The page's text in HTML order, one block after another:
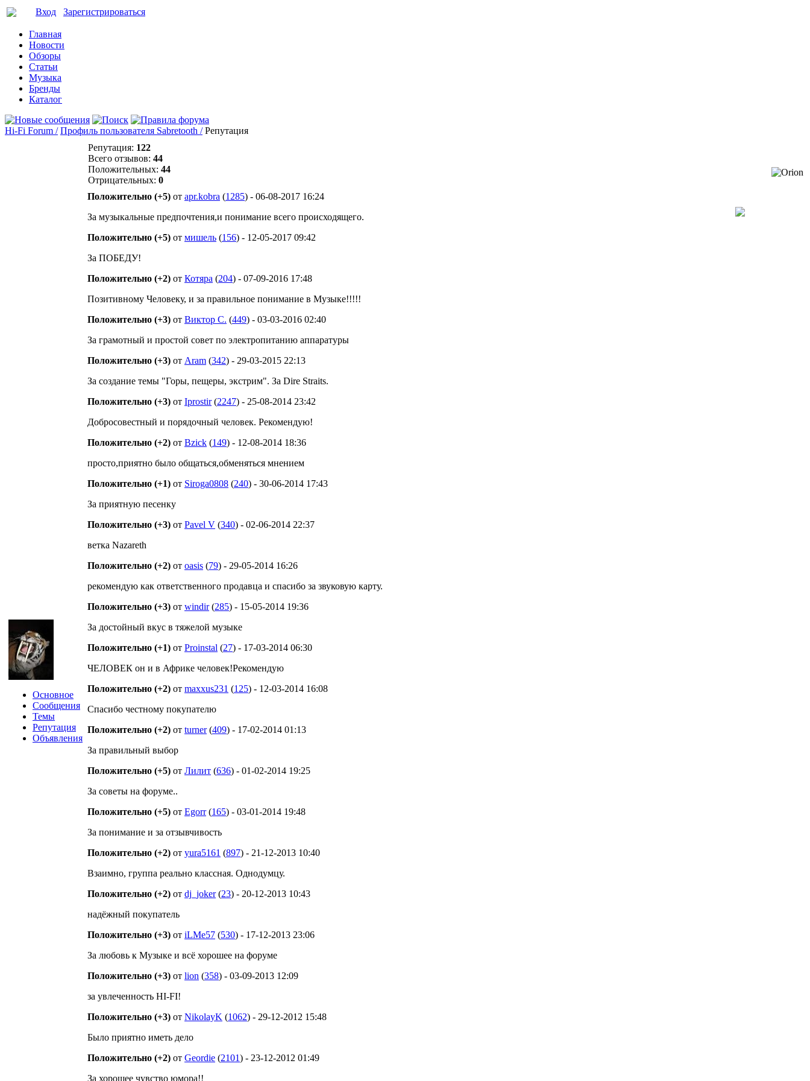
Вход Зарегистрироваться
Главная
Новости
Обзоры
Статьи
Музыка
Бренды
Каталог
Hi-Fi Forum / Профиль пользователя Sabretooth / Репутация
Основное
Сообщения
Темы
Репутация
Объявления
Репутация: 122
Всего отзывов: 44
Положительных: 44
Отрицательных: 0
Положительно (+5) от apr.kobra (1285) - 06-08-2017 16:24
За музыкальные предпочтения,и понимание всего происходящего.
Положительно (+5) от мишель (156) - 12-05-2017 09:42
За ПОБЕДУ!
Положительно (+2) от Котяра (204) - 07-09-2016 17:48
Позитивному Человеку, и за правильное понимание в Музыке!!!!!
Положительно (+3) от Виктор С. (449) - 03-03-2016 02:40
За грамотный и простой совет по электропитанию аппаратуры
Положительно (+3) от Aram (342) - 29-03-2015 22:13
За создание темы "Горы, пещеры, экстрим". За Dire Straits.
Положительно (+3) от Iprostir(2247) - 25-08-2014 23:42
Добросовестный и порядочный человек. Рекомендую!
Положительно (+2) от Bzick (149) - 12-08-2014 18:36
просто,приятно было общаться,обменяться мнением
Положительно (+1) от Siroga0808 (240) - 30-06-2014 17:43
За приятную песенку
Положительно (+3) от Pavel V (340) - 02-06-2014 22:37
ветка Nazareth
Положительно (+2) от oasis (79) - 29-05-2014 16:26
рекомендую как ответственного продавца и спасибо за звуковую карту.
Положительно (+3) от windir(285) - 15-05-2014 19:36
За достойный вкус в тяжелой музыке
Положительно (+1) от Proinstal (27) - 17-03-2014 06:30
ЧЕЛОВЕК он и в Африке человек!Рекомендую
Положительно (+2) от maxxus231 (125) - 12-03-2014 16:08
Спасибо честному покупателю
Положительно (+2) от turner(409) - 17-02-2014 01:13
За правильный выбор
Положительно (+5) от Лилит (636) - 01-02-2014 19:25
За советы на форуме..
Положительно (+5) от Egorr(165) - 03-01-2014 19:48
За понимание и за отзывчивость
Положительно (+2) от yura5161 (897) - 21-12-2013 10:40
Взаимно, группа реально классная. Однодумцу.
Положительно (+2) от dj_joker(23) - 20-12-2013 10:43
надёжный покупатель
Положительно (+3) от iLMe57 (530) - 17-12-2013 23:06
За любовь к Музыке и всё хорошее на форуме
Положительно (+3) от lion (358) - 03-09-2013 12:09
за увлеченность HI-FI!
Положительно (+3) от NikolayK (1062) - 29-12-2012 15:48
Было приятно иметь дело
Положительно (+2) от Geordie (2101) - 23-12-2012 01:49
За хорошее чувство юмора!!